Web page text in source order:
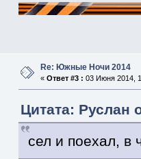
Re: Южные Ночи 2014
« Ответ #3 : 03 Июня 2014,
Цитата: Руслан
сел и поехал, в